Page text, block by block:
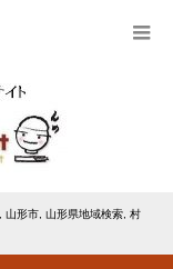
山形市 山形県地域検索 村